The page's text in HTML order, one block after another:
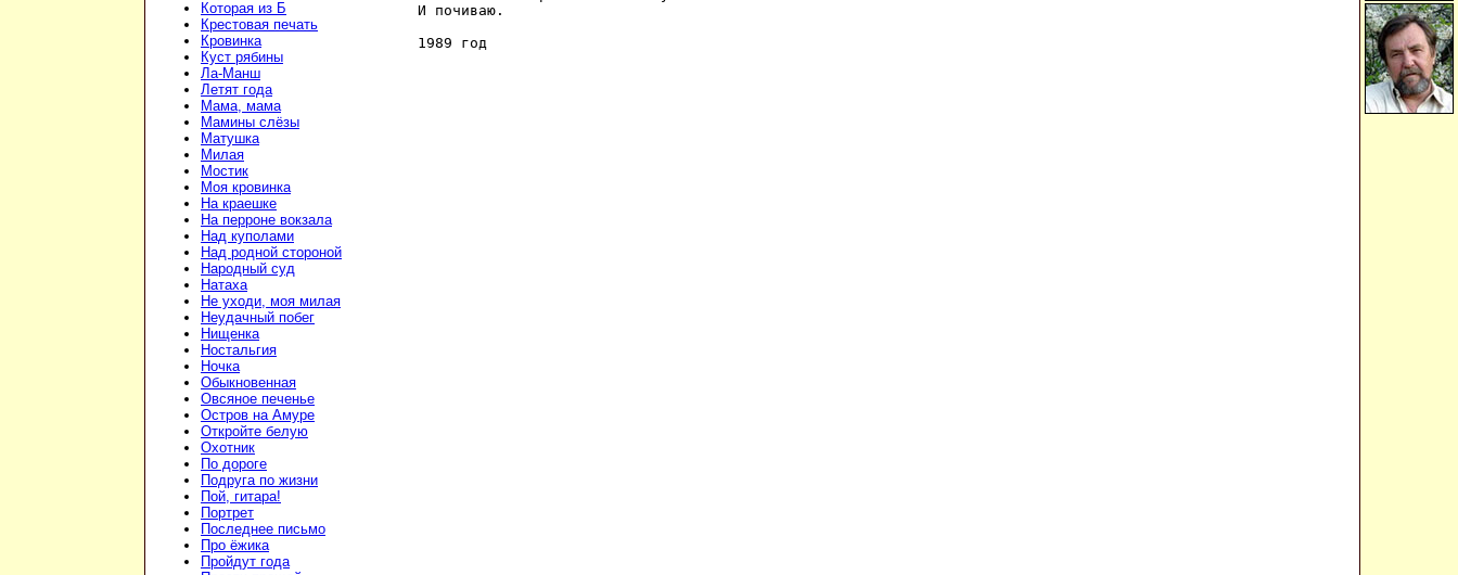
Которая из Б
Крестовая печать
Кровинка
Куст рябины
Ла-Манш
Летят года
Мама, мама
Мамины слёзы
Матушка
Милая
Мостик
Моя кровинка
На краешке
На перроне вокзала
Над куполами
Над родной стороной
Народный суд
Натаха
Не уходи, моя милая
Неудачный побег
Нищенка
Ностальгия
Ночка
Обыкновенная
Овсяное печенье
Остров на Амуре
Откройте белую
Охотник
По дороге
Подруга по жизни
Пой, гитара!
Портрет
Последнее письмо
Про ёжика
Пройдут года
И почиваю.
1989 год